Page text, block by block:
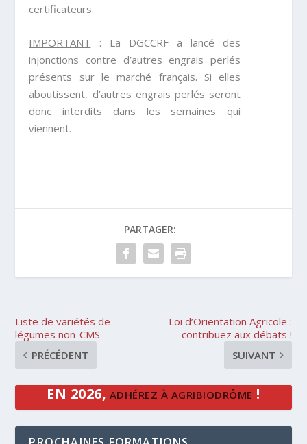
certificateurs.
IMPORTANT : La DGCCRF a lancé des
injonctions contre d’autres engrais perlés
présents sur le marché français. Si elles
aboutissent, d’autres engrais perlés seront
donc interdits dans les semaines qui
viennent.
PARTAGER:
Liste de variétés de
légumes non-CMS
PRÉCÉDENT
Loi d’Orientation Agricole :
contribuez aux débats !
SUIVANT
EN 2026, ADHÉREZ À AGRIBIODRÔME !